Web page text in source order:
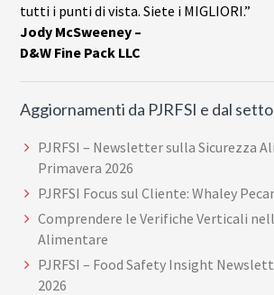
tutti i punti di vista. Siete i MIGLIORI.”
Jody McSweeney –
D&W Fine Pack LLC
Aggiornamenti da PJRFSI e dal
PJRFSI – Newsletter sulla Sicurezza
Primavera 2026
PJRFSI Focus sul Cliente: Whaley
Comprendere le Verifiche Verticali
Alimentare
PJRFSI – Food Safety Insight
2026